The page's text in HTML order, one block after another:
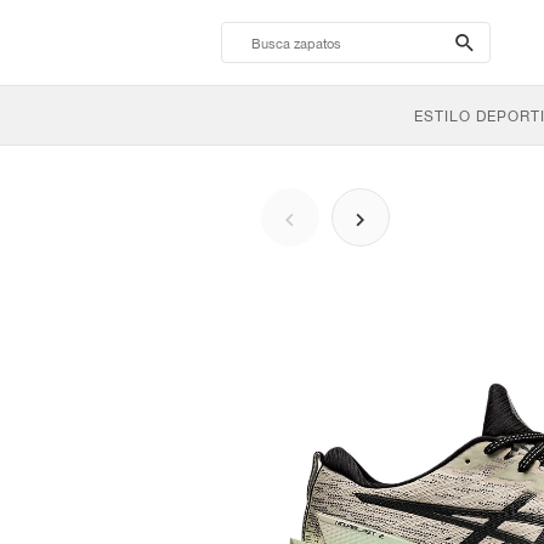
search-
btn
ESTILO